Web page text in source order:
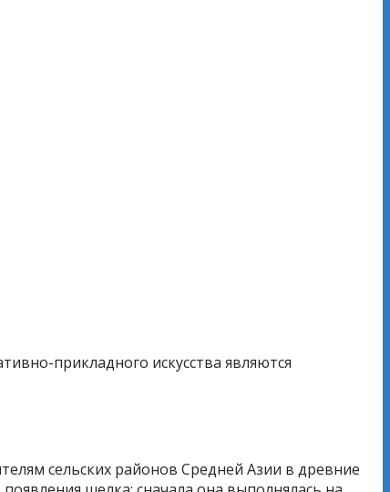
прикладного искусства являются
сельских районов Средней Азии в древние